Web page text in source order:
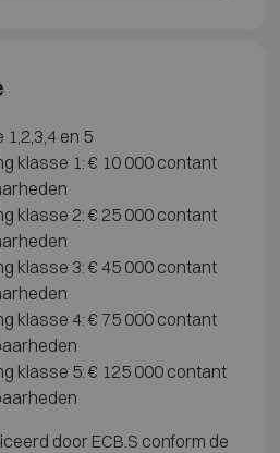
en 5
klasse 1: € 10 000 contant
klasse 2: € 25 000 contant
klasse 3: € 45 000 contant
klasse 4: € 75 000 contant
klasse 5: € 125 000 contant
door ECB.S conform de